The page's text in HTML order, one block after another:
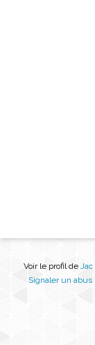
Voir le profil de Jac
Signaler un abus